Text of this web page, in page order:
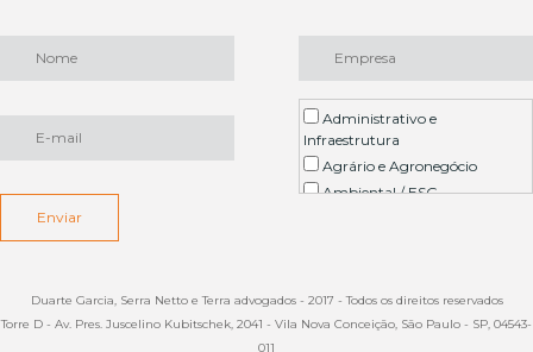
Administrativo e
Infraestrutura
Agrário e Agronegócio
Ambiental / ESG
Planejamento Patrimonial,
Sucessões e Direito de Família
Enviar
Duarte Garcia, Serra Netto e Terra advogados - 2017 - Todos os direitos reservados
Torre D - Av. Pres. Juscelino Kubitschek, 2041 - Vila Nova Conceição, São Paulo - SP, 04543-
011